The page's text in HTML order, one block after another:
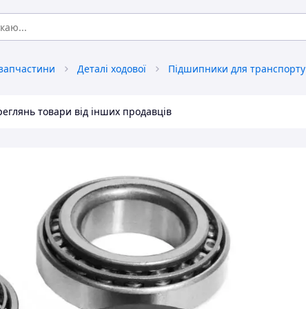
Деталі ходової Підшипники для транспорту
товари від інших продавців